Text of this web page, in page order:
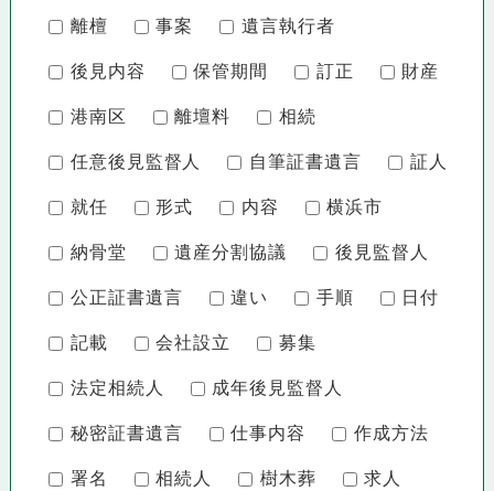
離檀 事案 遺言執行者
後見内容 保管期間 訂正 財産
港南区 離壇料 相続
任意後見監督人 自筆証書遺言 証人
就任 形式 内容 横浜市
納骨堂 遺産分割協議 後見監督人
公正証書遺言 違い 手順 日付
記載 会社設立 募集
法定相続人 成年後見監督人
秘密証書遺言 仕事内容 作成方法
署名 相続人 樹木葬 求人